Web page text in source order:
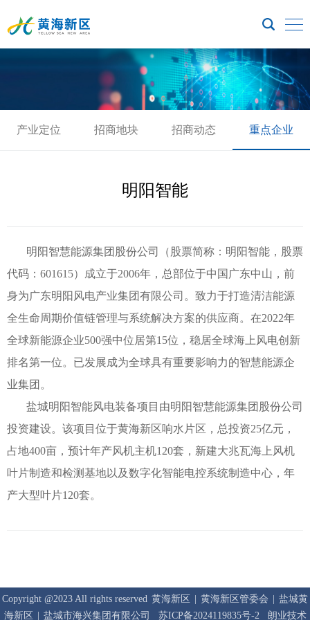
产业定位 招商地块 招商动态 重点企业
明阳智能
明阳智慧能源集团股份公司（股票简称：明阳智能，股票
代码：601615）成立于2006年，总部位于中国广东中山，前
身为广东明阳风电产业集团有限公司。致力于打造清洁能源
全生命周期价值链管理与系统解决方案的供应商。在2022年
全球新能源企业500强中位居第15位，稳居全球海上风电创新
排名第一位。已发展成为全球具有重要影响力的智慧能源企
业集团。
盐城明阳智能风电装备项目由明阳智慧能源集团股份公司
投资建设。该项目位于黄海新区响水片区，总投资25亿元，
占地400亩，预计年产风机主机120套，新建大兆瓦海上风机
叶片制造和检测基地以及数字化智能电控系统制造中心，年
产大型叶片120套。
Copyright @2023 All rights reserved 黄海新区 黄海新区管委会
盐城黄
海新区
盐城市海兴集团有限公司 苏ICP备2024119835号-2 朗业技术